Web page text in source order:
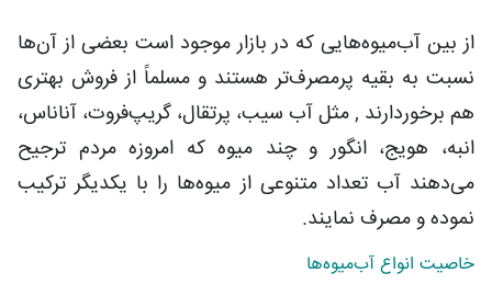
از بین آب‌میوه‌هایی که در بازار موجود است بعضی از آن‌ها
نسبت به بقیه پرمصرف‌تر هستند و مسلماً از فروش بهتری
هم برخوردارند , مثل آب سیب، پرتقال، گریپ‌فروت، آناناس،
انبه، هویج، انگور و چند میوه که امروزه مردم ترجیح
می‌دهند آب تعداد متنوعی از میوه‌ها را با یکدیگر ترکیب
نموده و مصرف نمایند.
خاصیت انواع آب‌میوه‌ها